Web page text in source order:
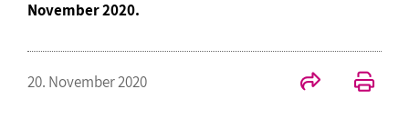
November 2020.
20. November 2020